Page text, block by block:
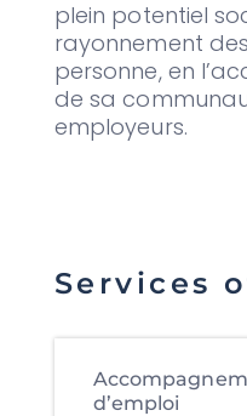
plein potentiel
rayonnement
personne, en
de sa
employeurs.
Services
d’emploi